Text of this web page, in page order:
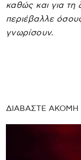
καθώς και για τη
περιέβαλλε
γνωρίσουν.
ΔΙΑΒΑΣΤΕ ΑΚΟΜΗ